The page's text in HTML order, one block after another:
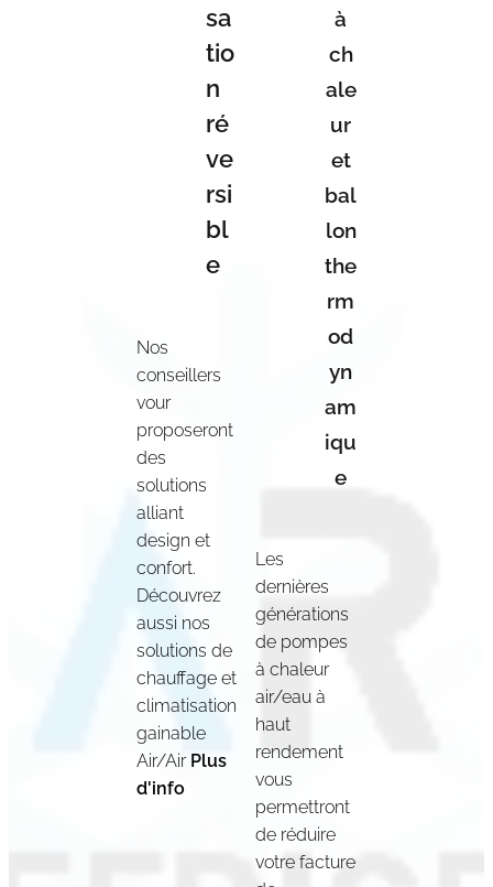
sa
tio
n
ré
ve
rsi
bl
e
Nos
conseillers
vour
proposeront
des
solutions
alliant
design et
confort.
Découvrez
aussi nos
solutions de
chauffage et
climatisation
gainable
Air/Air Plus
d'info
à
ch
ale
ur
et
bal
lon
the
rm
od
yn
am
iqu
e
Les
dernières
générations
de pompes
à chaleur
air/eau à
haut
rendement
vous
permettront
de réduire
votre facture